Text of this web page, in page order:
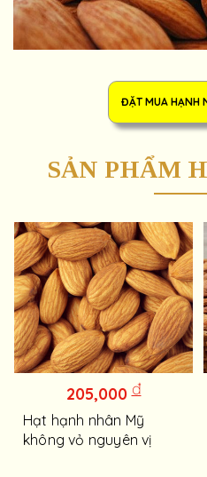
SẢN PHẨM
205,000 đ
Hạt hạnh nhân Mỹ
không vỏ nguyên vị